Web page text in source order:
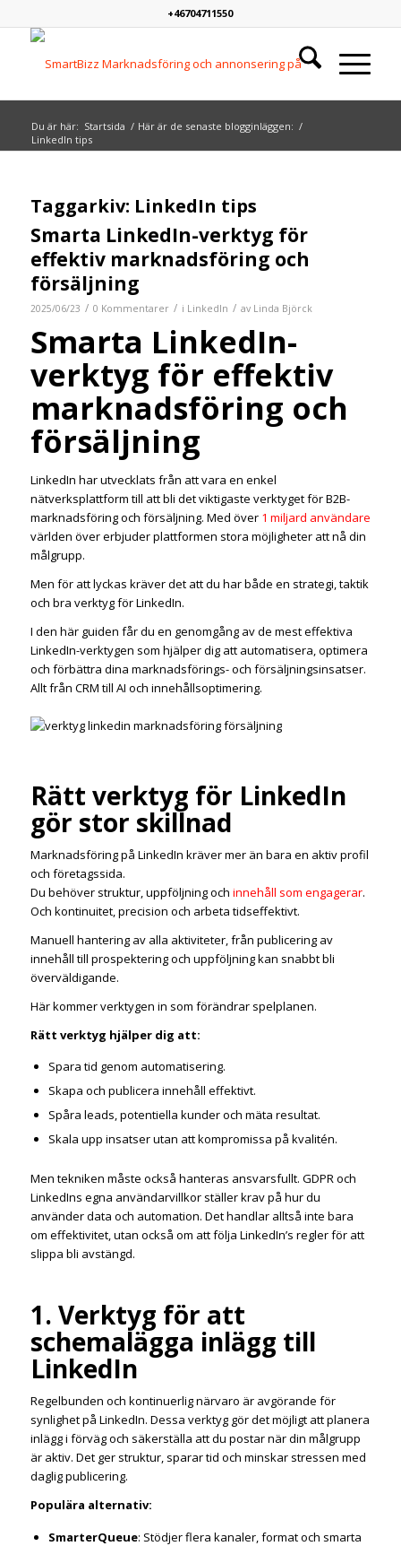
+46704711550
Du är här: Startsida / Här är de senaste blogginläggen: /
LinkedIn tips
Taggarkiv: LinkedIn tips
Smarta LinkedIn-verktyg för
effektiv marknadsföring och
försäljning
2025/06/23 / 0 Kommentarer / i LinkedIn / av Linda Björck
Smarta LinkedIn-
verktyg för effektiv
marknadsföring och
försäljning
LinkedIn har utvecklats från att vara en enkel
nätverksplattform till att bli det viktigaste verktyget för B2B-
marknadsföring och försäljning. Med över 1 miljard användare
världen över erbjuder plattformen stora möjligheter att nå din
målgrupp.
Men för att lyckas kräver det att du har både en strategi, taktik
och bra verktyg för LinkedIn.
I den här guiden får du en genomgång av de mest effektiva
LinkedIn-verktygen som hjälper dig att automatisera, optimera
och förbättra dina marknadsförings- och försäljningsinsatser.
Allt från CRM till AI och innehållsoptimering.
Rätt verktyg för LinkedIn
gör stor skillnad
Marknadsföring på LinkedIn kräver mer än bara en aktiv profil
och företagssida.
Du behöver struktur, uppföljning och innehåll som engagerar.
Och kontinuitet, precision och arbeta tidseffektivt.
Manuell hantering av alla aktiviteter, från publicering av
innehåll till prospektering och uppföljning kan snabbt bli
överväldigande.
Här kommer verktygen in som förändrar spelplanen.
Rätt verktyg hjälper dig att:
Spara tid genom automatisering.
Skapa och publicera innehåll effektivt.
Spåra leads, potentiella kunder och mäta resultat.
Skala upp insatser utan att kompromissa på kvalitén.
Men tekniken måste också hanteras ansvarsfullt. GDPR och
LinkedIns egna användarvillkor ställer krav på hur du
använder data och automation. Det handlar alltså inte bara
om effektivitet, utan också om att följa LinkedIn’s regler för att
slippa bli avstängd.
1. Verktyg för att
schemalägga inlägg till
LinkedIn
Regelbunden och kontinuerlig närvaro är avgörande för
synlighet på LinkedIn. Dessa verktyg gör det möjligt att planera
inlägg i förväg och säkerställa att du postar när din målgrupp
är aktiv. Det ger struktur, sparar tid och minskar stressen med
daglig publicering.
Populära alternativ:
SmarterQueue: Stödjer flera kanaler, format och smarta